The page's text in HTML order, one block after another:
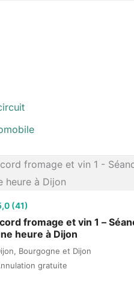
(41)
fromage et vin 1 –
heure à Dijon
Bourgogne et Dijon
gratuite